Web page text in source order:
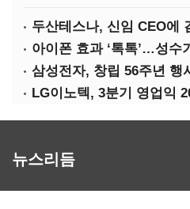
두산테스나, 신임 CEO에
아이폰 효과 ‘톡톡’…성수
LG이노텍, 3분기 영업익
뉴스리듬